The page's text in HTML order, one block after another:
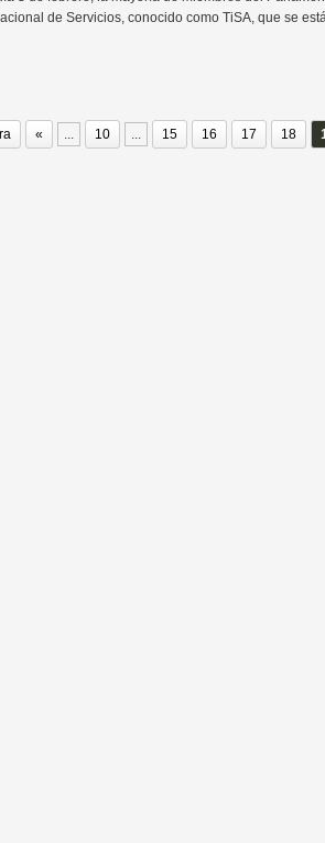
de Servicios, conocido como TiSA, que se
« ... 10 ... 15 16 17 18